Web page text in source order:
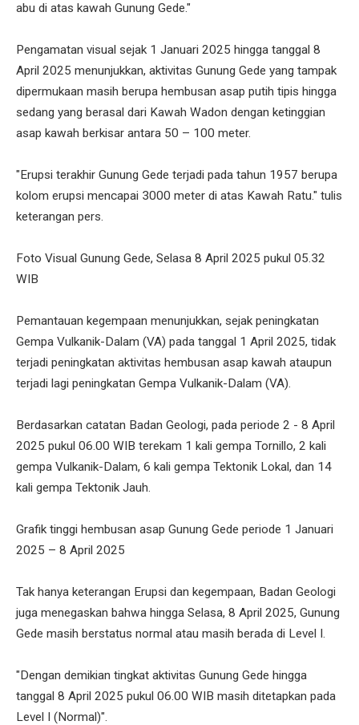
abu di atas kawah Gunung Gede."
Pengamatan visual sejak 1 Januari 2025 hingga tanggal 8
April 2025 menunjukkan, aktivitas Gunung Gede yang tampak
dipermukaan masih berupa hembusan asap putih tipis hingga
sedang yang berasal dari Kawah Wadon dengan ketinggian
asap kawah berkisar antara 50 – 100 meter.
"Erupsi terakhir Gunung Gede terjadi pada tahun 1957 berupa
kolom erupsi mencapai 3000 meter di atas Kawah Ratu." tulis
keterangan pers.
Foto Visual Gunung Gede, Selasa 8 April 2025 pukul 05.32
WIB
Pemantauan kegempaan menunjukkan, sejak peningkatan
Gempa Vulkanik-Dalam (VA) pada tanggal 1 April 2025, tidak
terjadi peningkatan aktivitas hembusan asap kawah ataupun
terjadi lagi peningkatan Gempa Vulkanik-Dalam (VA).
Berdasarkan catatan Badan Geologi, pada periode 2 - 8 April
2025 pukul 06.00 WIB terekam 1 kali gempa Tornillo, 2 kali
gempa Vulkanik-Dalam, 6 kali gempa Tektonik Lokal, dan 14
kali gempa Tektonik Jauh.
Grafik tinggi hembusan asap Gunung Gede periode 1 Januari
2025 – 8 April 2025
Tak hanya keterangan Erupsi dan kegempaan, Badan Geologi
juga menegaskan bahwa hingga Selasa, 8 April 2025, Gunung
Gede masih berstatus normal atau masih berada di Level I.
"Dengan demikian tingkat aktivitas Gunung Gede hingga
tanggal 8 April 2025 pukul 06.00 WIB masih ditetapkan pada
Level I (Normal)".